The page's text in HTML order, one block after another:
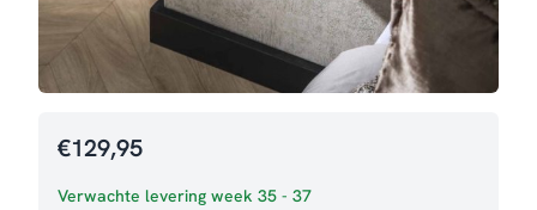
€129,95
Verwachte levering week 35 - 37